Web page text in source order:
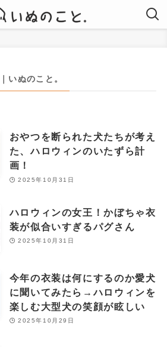
｜いぬのこと。
おやつを断られた犬たちが考え
た、ハロウィンのいたずら計
画！
2025年10月31日
ハロウィンの女王！かぼちゃ衣
装が似合いすぎるパグさん
2025年10月31日
今年の衣装は何にするのか愛犬
に聞いてみたら→ハロウィンを
楽しむ大型犬の笑顔が眩しい
2025年10月29日